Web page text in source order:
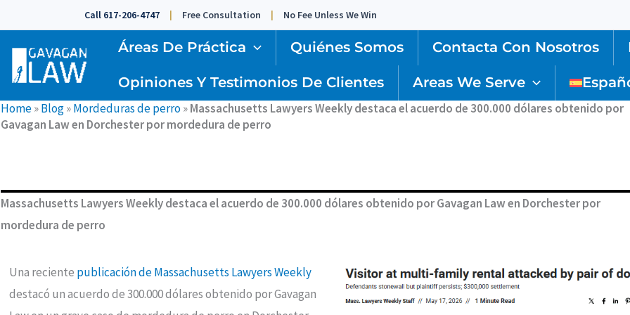
al
contenido
Call 617-206-4747 Free Consultation No Fee Unless We Win
Áreas De Práctica Quiénes Somos Contacta Con Nosotros
Opiniones Y Testimonios De Clientes Areas We Serve
Home»Blog»Mordeduras de perro»Massachusetts Lawyers Weekly destaca el acuerdo de 300.000 dólares obtenido por
Gavagan Law en Dorchester por mordedura de perro
Massachusetts Lawyers Weekly destaca el acuerdo de 300.000 dólares obtenido por Gavagan Law en Dorchester por
mordedura de perro
Una reciente publicación de Massachusetts Lawyers Weekly
destacó un acuerdo de 300.000 dólares obtenido por Gavagan